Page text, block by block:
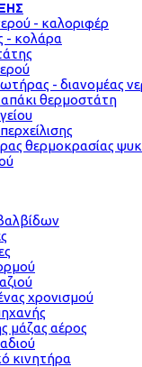
- καλοριφέρ
- κολάρα
- διανομέας
θερμοστάτη
θερμοκρασίας
χρονισμού
μάζας αέρος
κινητήρα